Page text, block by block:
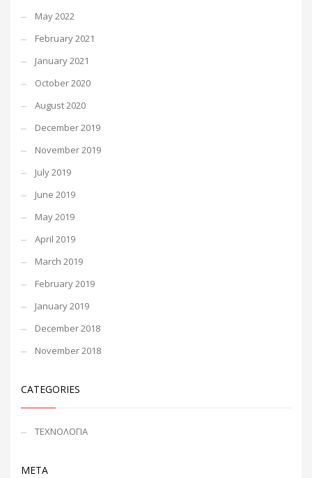
May 2022
February 2021
January 2021
October 2020
August 2020
December 2019
November 2019
July 2019
June 2019
May 2019
April 2019
March 2019
February 2019
January 2019
December 2018
November 2018
CATEGORIES
ΤΕΧΝΟΛΟΓΙΑ
META